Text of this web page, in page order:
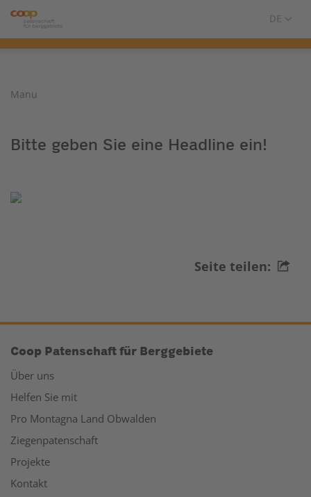
Manu
Bitte geben Sie eine Headline ein!
Seite teilen:
Coop Patenschaft für Berggebiete
Über uns
Helfen Sie mit
Pro Montagna Land Obwalden
Ziegenpatenschaft
Projekte
Kontakt